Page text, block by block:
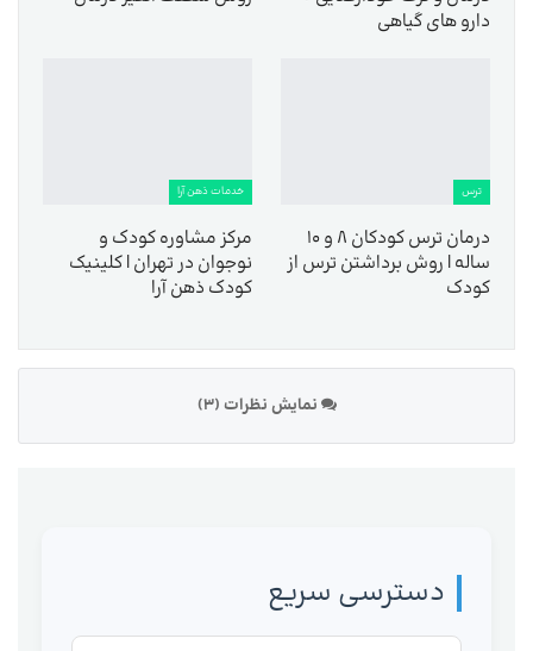
دارو های گیاهی
ترس
درمان ترس کودکان ۸ و ۱۰
ساله | روش برداشتن ترس از
کودک
خدمات ذهن آرا
مرکز مشاوره کودک و
نوجوان در تهران | کلینیک
کودک ذهن آرا
نمایش نظرات (3)
دسترسی سریع